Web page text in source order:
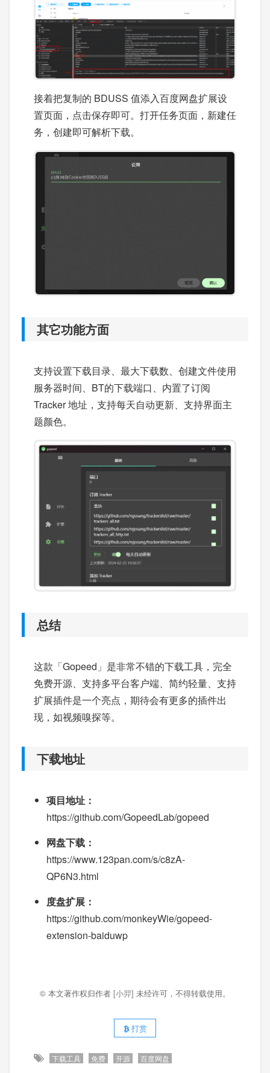
接着把复制的 BDUSS 值添入百度网盘扩展设
置页面，点击保存即可。打开任务页面，新建任
务，创建即可解析下载。
其它功能方面
支持设置下载目录、最大下载数、创建文件使用
服务器时间、BT的下载端口、内置了订阅
Tracker 地址，支持每天自动更新、支持界面主
题颜色。
总结
这款「Gopeed」是非常不错的下载工具，完全
免费开源、支持多平台客户端、简约轻量、支持
扩展插件是一个亮点，期待会有更多的插件出
现，如视频嗅探等。
下载地址
项目地址：
https://github.com/GopeedLab/gopeed
网盘下载：
https://www.123pan.com/s/c8zA-
QP6N3.html
度盘扩展：
https://github.com/monkeyWie/gopeed-
extension-baiduwp
© 本文著作权归作者 [小羿] 未经许可，不得转载使用。
打赏
下载工具 免费 开源 百度网盘